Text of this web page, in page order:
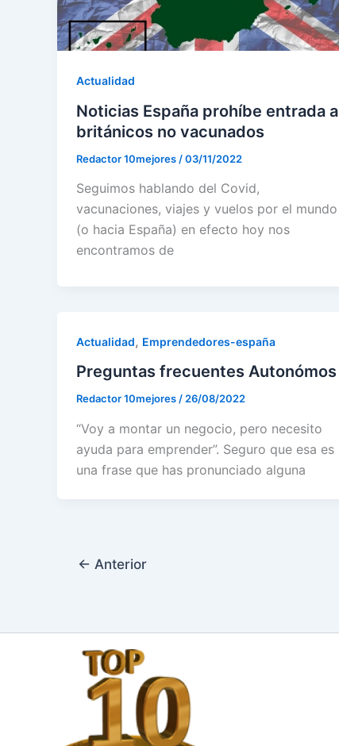
Actualidad
Noticias España prohíbe entrada a
británicos no vacunados
Redactor 10mejores /03/11/2022
Seguimos hablando del Covid,
vacunaciones, viajes y vuelos por el mundo
(o hacia España) en efecto hoy nos
encontramos de
Actualidad, Emprendedores-españa
Preguntas frecuentes Autonómos
Redactor 10mejores/26/08/2022
“Voy a montar un negocio, pero necesito
ayuda para emprender”. Seguro que esa es
una frase que has pronunciado alguna
← Anterior